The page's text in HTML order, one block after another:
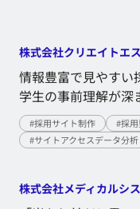
株式会社クリエイトエ
情報豊富で見やすい
学生の事前理解が深
情報豊富で見やすい
学生の事前理解が深
#採用サイト制作 #採
#サイトアクセスデータ分
株式会社メディカルシ